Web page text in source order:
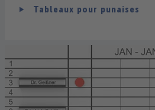
Tableaux pour punaises